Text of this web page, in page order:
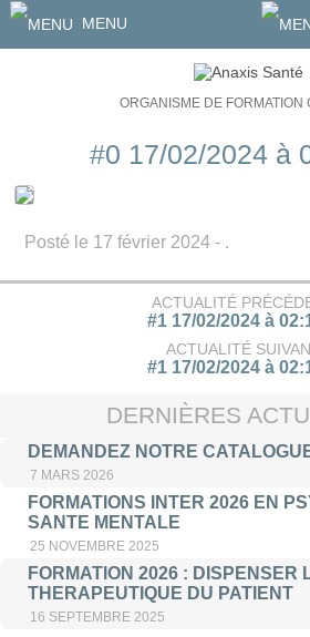
MENU
ORGANISME DE FORMATION
#0 17/02/2024 à
Posté le 17 février 2024 - .
ACTUALITÉ
#1 17/02/2024 à
ACTUALITÉ
#1 17/02/2024 à
DERNIÈRES
DEMANDEZ NOTRE
7 MARS 2026
FORMATIONS INTER 2026 EN
SANTE MENTALE
25 NOVEMBRE 2025
FORMATION 2026 : DISPENSER
THERAPEUTIQUE DU PATIENT
16 SEPTEMBRE 2025